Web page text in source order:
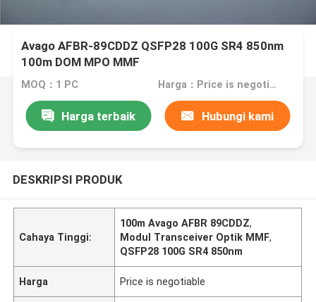
Avago AFBR-89CDDZ QSFP28 100G SR4 850nm
100m DOM MPO MMF
MOQ：1 PC Harga：Price is negotiable
Harga terbaik Hubungi kami
DESKRIPSI PRODUK
Cahaya Tinggi:
100m Avago AFBR 89CDDZ,
Modul Transceiver Optik MMF,
QSFP28 100G SR4 850nm
Harga Price is negotiable